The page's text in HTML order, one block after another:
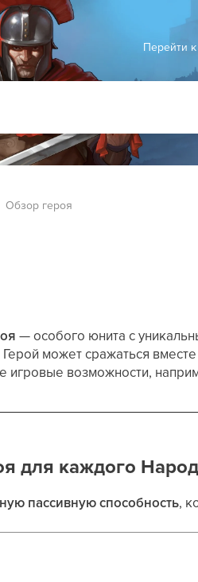
Перейти
Обзор героя
— особого юнита с
может сражаться
возможности,
для каждого
пассивную способность,